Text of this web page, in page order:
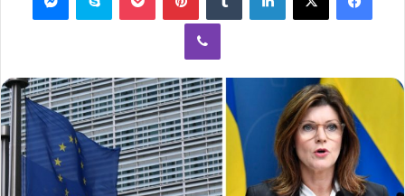
ڤايبر